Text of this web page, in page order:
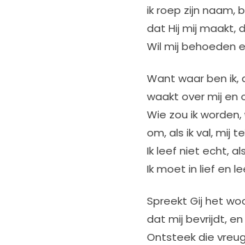
ik roep zijn naam,
dat Hij mij maakt,
Wil mij behoeden
Want waar ben ik,
waakt over mij en
Wie zou ik
om, als ik val, mij
Ik leef niet echt,
Ik moet in lief en
Spreekt Gij het
dat mij bevrijdt,
Ontsteek die